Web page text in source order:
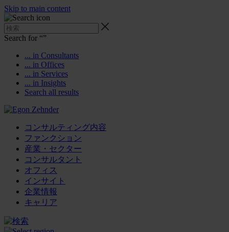
Skip to main content
Search for “”
... in Consultants
... in Offices
... in Services
... in Insights
Search all results
コンサルティング内容
ファンクション
産業・セクター
コンサルタント
オフィス
インサイト
企業情報
キャリア